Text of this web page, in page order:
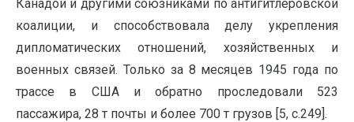
Канадой и другими союзниками по антигитлеровской
коа­лиции, и способствовала делу укрепления
дипломатических отношений, хозяйственных и
военных связей. Только за 8 месяцев 1945 года по
трассе в США и обратно проследовали 523
пассажира, 28 т почты и бо­лее 700 т грузов [5, с.249].